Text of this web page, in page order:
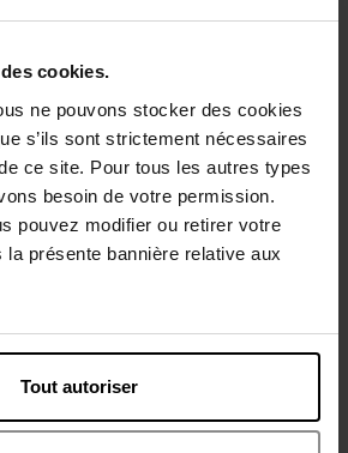
cookies.
ne pouvons stocker des cookies
s’ils sont strictement nécessaires
ce site. Pour tous les autres types
besoin de votre permission.
pouvez modifier ou retirer votre
la présente bannière relative aux
Tout autoriser
is.
aankoop van min. 55€
je winkelpunt